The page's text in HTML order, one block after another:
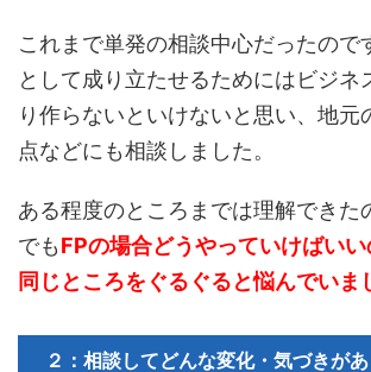
これまで単発の相談中心だったので
として成り立たせるためにはビジネ
り作らないといけないと思い、地元
点などにも相談しました。
ある程度のところまでは理解できた
でもFPの場合どうやっていけばい
同じところをぐるぐると悩んでいま
２：相談してどんな変化・気づきが